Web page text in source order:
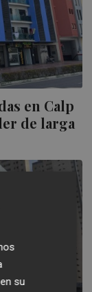
en Calp
de larga
su